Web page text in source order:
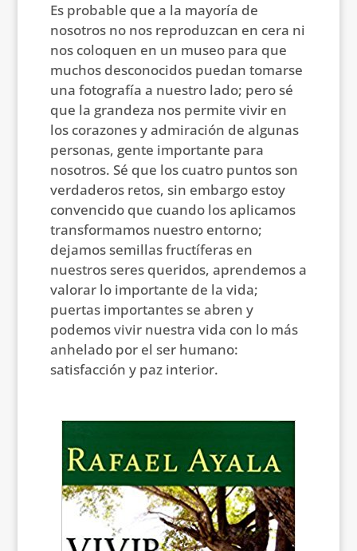
Es probable que a la mayoría de
nosotros no nos reproduzcan en cera ni
nos coloquen en un museo para que
muchos desconocidos puedan tomarse
una fotografía a nuestro lado; pero sé
que la grandeza nos permite vivir en
los corazones y admiración de algunas
personas, gente importante para
nosotros. Sé que los cuatro puntos son
verdaderos retos, sin embargo estoy
convencido que cuando los aplicamos
transformamos nuestro entorno;
dejamos semillas fructíferas en
nuestros seres queridos, aprendemos a
valorar lo importante de la vida;
puertas importantes se abren y
podemos vivir nuestra vida con lo más
anhelado por el ser humano:
satisfacción y paz interior.